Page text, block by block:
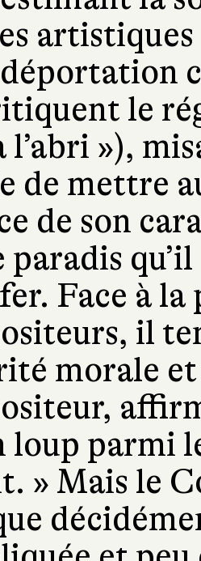
le
l’abri »),
de mettre
de son
paradis
Face à la
il
morale
loup parmi
» Mais le